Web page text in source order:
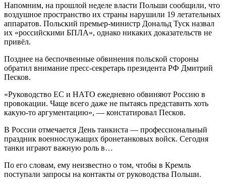
Напомним, на прошлой неделе власти Польши сообщили, что
воздушное пространство их страны нарушили 19 летательных
аппаратов. Польский премьер-министр Дональд Туск назвал
их «российскими БПЛА», однако никаких доказательств не
привёл.
Позднее на беспочвенные обвинения польской стороны
обратил внимание пресс-секретарь президента РФ Дмитрий
Песков.
«Руководство ЕС и НАТО ежедневно обвиняют Россию в
провокации. Чаще всего даже не пытаясь представить хоть
какую-то аргументацию», — констатировал Песков.
В России отмечается День танкиста — профессиональный
праздник военнослужащих бронетанковых войск. Сегодня
танки играют важную роль в…
По его словам, ему неизвестно о том, чтобы в Кремль
поступали запросы на контакты от руководства Польши.